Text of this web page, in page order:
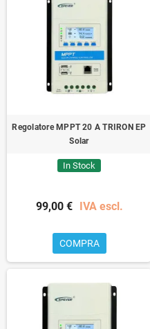
Regolatore MPPT 20 A TRIRON EP
Solar
In Stock
99,00 € IVA escl.
COMPRA